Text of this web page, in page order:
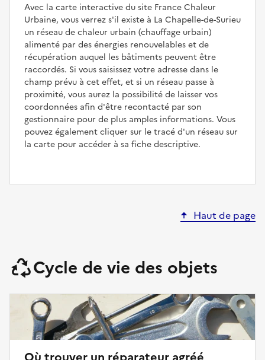
Avec la carte interactive du site France Chaleur
Urbaine, vous verrez s'il existe à La Chapelle-de-Surieu
un réseau de chaleur urbain (chauffage urbain)
alimenté par des énergies renouvelables et de
récupération auquel les bâtiments peuvent être
raccordés. Si vous saisissez votre adresse dans le
champ prévu à cet effet, et si un réseau passe à
proximité, vous aurez la possibilité de laisser vos
coordonnées afin d'être recontacté par son
gestionnaire pour de plus amples informations. Vous
pouvez également cliquer sur le tracé d'un réseau sur
la carte pour accéder à sa fiche descriptive.
Haut de page
Cycle de vie des objets